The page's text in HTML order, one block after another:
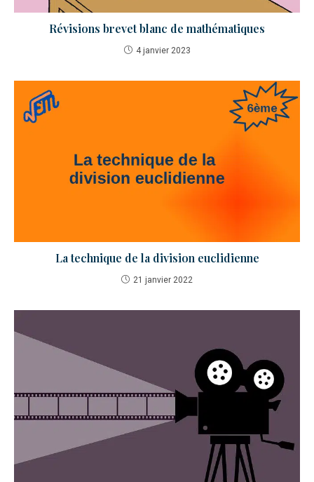
Révisions brevet blanc de mathématiques
4 janvier 2023
La technique de la division euclidienne
21 janvier 2022